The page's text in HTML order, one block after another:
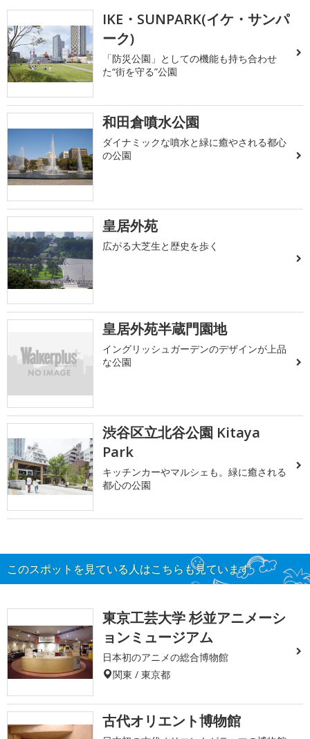
IKE・SUNPARK(イケ・サンパ
ーク)
「防災公園」としての機能も持ち合わせ
た“街を守る”公園
和田倉噴水公園
ダイナミックな噴水と緑に癒やされる都心
の公園
皇居外苑
広がる大芝生と歴史を歩く
皇居外苑半蔵門園地
イングリッシュガーデンのデザインが上品
な公園
渋谷区立北谷公園 Kitaya
Park
キッチンカーやマルシェも。緑に癒される
都心の公園
このスポットを見ている人はこちらも見ています
東京工芸大学 杉並アニメーシ
ョンミュージアム
日本初のアニメの総合博物館
関東 / 東京都
古代オリエント博物館